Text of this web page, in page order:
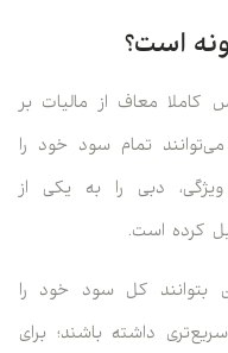
است؟
معاف از مالیات بر
تمام سود خود را
دبی را به یکی از
کرده است.
بتوانند کل سود خود را
داشته باشند؛ برای